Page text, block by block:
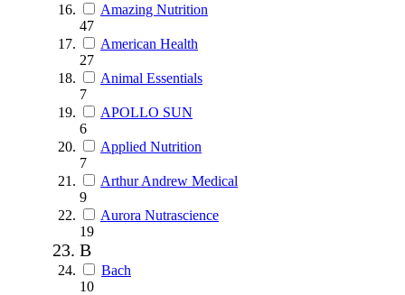
Amazing Nutrition
47
American Health
27
Animal Essentials
7
APOLLO SUN
6
Applied Nutrition
7
Arthur Andrew Medical
9
Aurora Nutrascience
19
B
Bach
10